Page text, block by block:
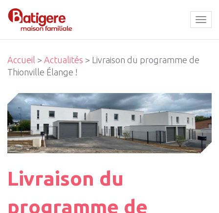
Accueil > Actualités > Livraison du programme de
Thionville Élange !
Livraison du
programme de